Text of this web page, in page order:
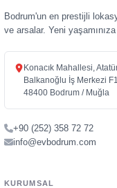
Bodrum'un en prestijli
ve arsalar. Yeni
Konacık Mahallesi,
Balkanoğlu İş Merkezi F1,
48400 Bodrum / Muğla
+90 (252) 358 72 72
info@evbodrum.com
KURUMSAL